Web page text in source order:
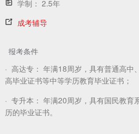
学制： 2.5年
成考辅导
报考条件
· 高达专： 年满18周岁，具有普通高中
高毕业证书等中等学历教育毕业证书；
· 专升本： 年满20周岁，具有国民教育
历的毕业证书。